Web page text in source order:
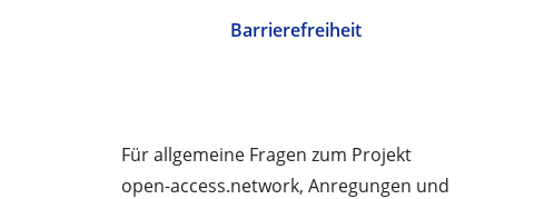
Barrierefreiheit
Für allgemeine Fragen zum Projekt
open-access.network, Anregungen und